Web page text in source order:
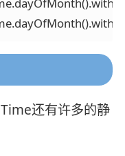
还有许多的静